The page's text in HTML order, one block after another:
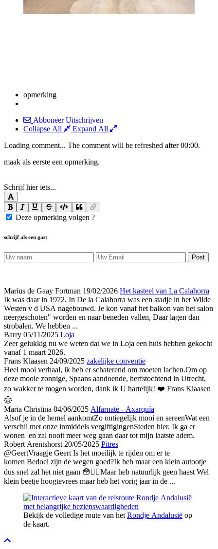
opmerking
Abboneer Uitschrijven
Collapse All
Expand All
Loading comment... The comment will be refreshed after00:00.
maak als eerste een opmerking.
Schrijf hier iets...
Deze opmerking volgen ?
schrijf als een gast
Post
Marius de Gaay Fortman 19/02/2026 Het kasteel van La Calahorra
Ik was daar in 1972. In De la Calahorra was een stadje in het Wilde
Westen v d USA nagebouwd. Je kon vanaf het balkon van het salon
neergeschoten" worden en naar beneden vallen, Daar lagen dan
strobalen. We hebben ...
Barry 05/11/2025 Loja
Zeer gelukkig nu we weten dat we in Loja een huis hebben gekocht
vanaf 1 maart 2026.
Frans Klaasen 24/09/2025 zakelijke conventie
Heel mooi verhaal, ik heb er schaterend om moeten lachen.Om op
deze mooie zonnige, Spaans aandoende, herfstochtend in Utrecht,
zo wakker te mogen worden, dank ik U hartelijk! ❤️ Frans Klaasen
🤠
Maria Christina 04/06/2025 Alfarnate - Axarquía
Alsof je in de hemel aankomtZo ontiegelijk mooi en sereenWat een
verschil met onze inmiddels vergiftigingenSteden hier. Ik ga er
wonen en zal nooit meer weg gaan daar tot mijn laatste adem.
Robert Arentshorst 20/05/2025 Pitres
@GeertVraagje Geert Is het moeilijk te rijden om er te
komen Bedoel zijn de wegen goed?Ik heb maar een klein autootje
dus snel zal het niet gaan 😳👍🏽Maar heb natuurlijk geen haast Wel
klein beetje hoogtevrees maar heb het vorig jaar in de ...
Bekijk de volledige route van het Rondje Andalusië op
de kaart.